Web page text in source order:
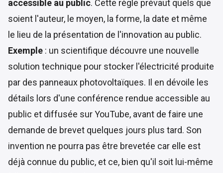
accessible au public. Cette règle prévaut quels que
soient l'auteur, le moyen, la forme, la date et même
le lieu de la présentation de l'innovation au public.
Exemple : un scientifique découvre une nouvelle
solution technique pour stocker l'électricité produite
par des panneaux photovoltaïques. Il en dévoile les
détails lors d'une conférence rendue accessible au
public et diffusée sur YouTube, avant de faire une
demande de brevet quelques jours plus tard. Son
invention ne pourra pas être brevetée car elle est
déjà connue du public, et ce, bien qu'il soit lui-même